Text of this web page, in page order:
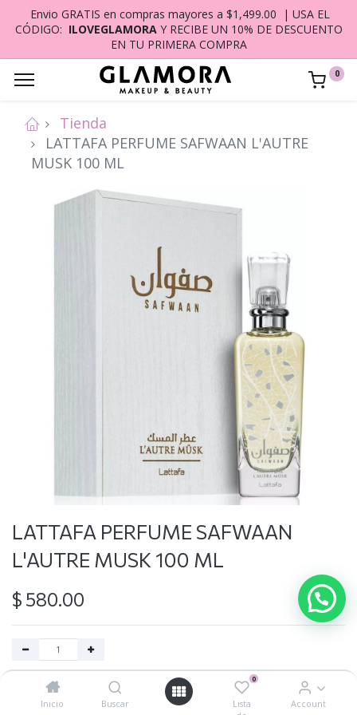
Inicio Buscar
0
Lista
Account
Envio GRATIS en compras mayores a $1,499.00 | USA EL
CÓDIGO: ILOVEGLAMORA Y RECIBE UN 10% DE DESCUENTO
EN TU PRIMERA COMPRA
0
Tienda
LATTAFA PERFUME SAFWAAN L'AUTRE
MUSK 100 ML
LATTAFA PERFUME SAFWAAN
L'AUTRE MUSK 100 ML
$ 580.00
Agregar al carrito